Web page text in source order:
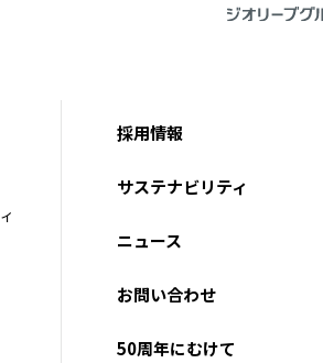
採用情報
サステナビリティ
ニュース
お問い合わせ
50周年にむけて